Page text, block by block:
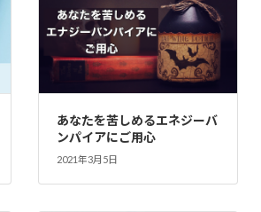
あなたを苦しめるエネジーバ
ンパイアにご用心
2021年3月5日